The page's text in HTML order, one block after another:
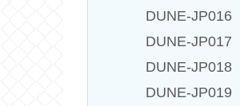
DUNE-JP016
DUNE-JP017
DUNE-JP018
DUNE-JP019